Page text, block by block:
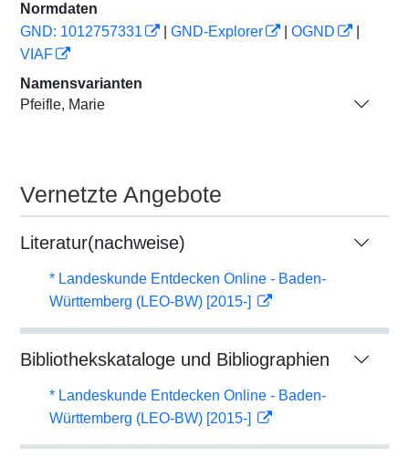
Normdaten
GND: 1012757331
GND-Explorer OGND
VIAF
Namensvarianten
Pfeifle, Marie
Vernetzte Angebote
Literatur(nachweise)
* Landeskunde Entdecken Online - Baden-
Württemberg (LEO-BW) [2015-]
Bibliothekskataloge und Bibliographien
* Landeskunde Entdecken Online - Baden-
Württemberg (LEO-BW) [2015-]